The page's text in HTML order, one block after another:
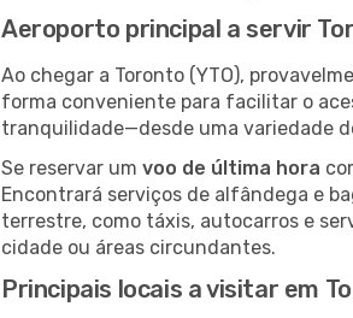
Aeroporto principal a servir
Ao chegar a Toronto (YTO),
forma conveniente para facilitar o
tranquilidade—desde uma variedade
Se reservar um voo de última hora
Encontrará serviços de alfândega e
terrestre, como táxis, autocarros e
cidade ou áreas circundantes.
Principais locais a visitar em